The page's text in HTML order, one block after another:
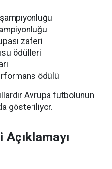
zaferi
ödülleri
ödülü
Avrupa futbolunun
gösteriliyor.